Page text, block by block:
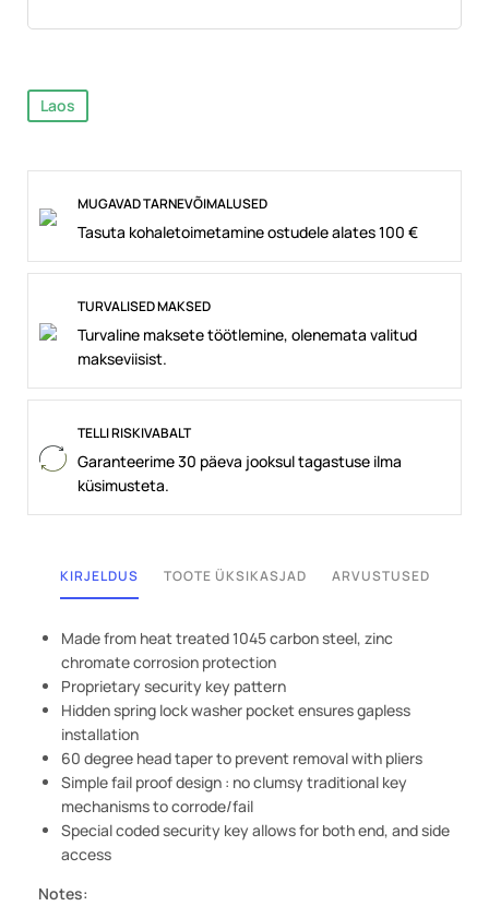
Laos
MUGAVAD TARNEVÕIMALUSED
Tasuta kohaletoimetamine ostudele alates 100 €
TURVALISED MAKSED
Turvaline maksete töötlemine, olenemata valitud
makseviisist.
TELLI RISKIVABALT
Garanteerime 30 päeva jooksul tagastuse ilma
küsimusteta.
KIRJELDUS TOOTE ÜKSIKASJAD ARVUSTUSED
Made from heat treated 1045 carbon steel, zinc
chromate corrosion protection
Proprietary security key pattern
Hidden spring lock washer pocket ensures gapless
installation
60 degree head taper to prevent removal with pliers
Simple fail proof design : no clumsy traditional key
mechanisms to corrode/fail
Special coded security key allows for both end, and side
access
Notes: